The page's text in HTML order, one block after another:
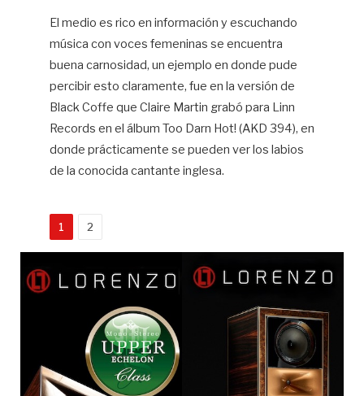
El medio es rico en información y escuchando
música con voces femeninas se encuentra
buena carnosidad, un ejemplo en donde pude
percibir esto claramente, fue en la versión de
Black Coffe que Claire Martin grabó para Linn
Records en el álbum Too Darn Hot! (AKD 394), en
donde prácticamente se pueden ver los labios
de la conocida cantante inglesa.
1 2